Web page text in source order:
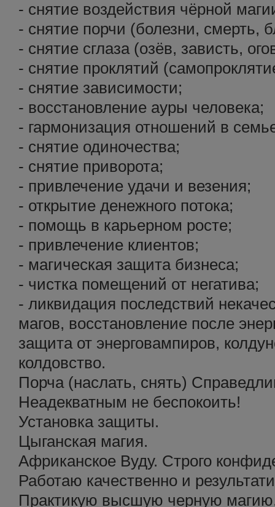
- снятие воздействия чёрной
- снятие порчи (болезни, смерть,
- снятие сглаза (озёв, зависть,
- снятие проклятий
- снятие зависимости;
- восстановление ауры человека;
- гармонизация отношений в
- снятие одиночества;
- снятие приворота;
- привлечение удачи и везения;
- открытие денежного потока;
- помощь в карьерном росте;
- привлечение клиентов;
- магическая защита бизнеса;
- чистка помещений от негатива;
- ликвидация последствий
магов, восстановление после
защита от энерговампиров,
колдовство.
Порча (наслать, снять)
Неадекватным не беспокоить!
Установка защиты.
Цыганская магия.
Африканское Вуду. Строго
Работаю качественно и
Практикую высшую черную